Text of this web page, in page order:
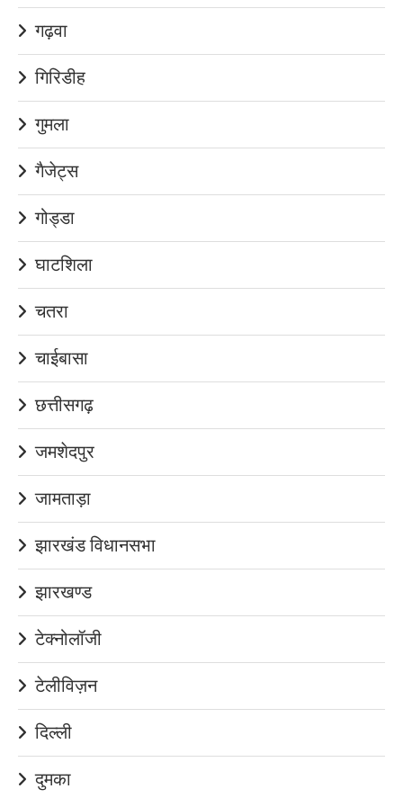
गढ़वा
गिरिडीह
गुमला
गैजेट्स
गोड्डा
घाटशिला
चतरा
चाईबासा
छत्तीसगढ़
जमशेदपुर
जामताड़ा
झारखंड विधानसभा
झारखण्ड
टेक्नोलॉजी
टेलीविज़न
दिल्ली
दुमका